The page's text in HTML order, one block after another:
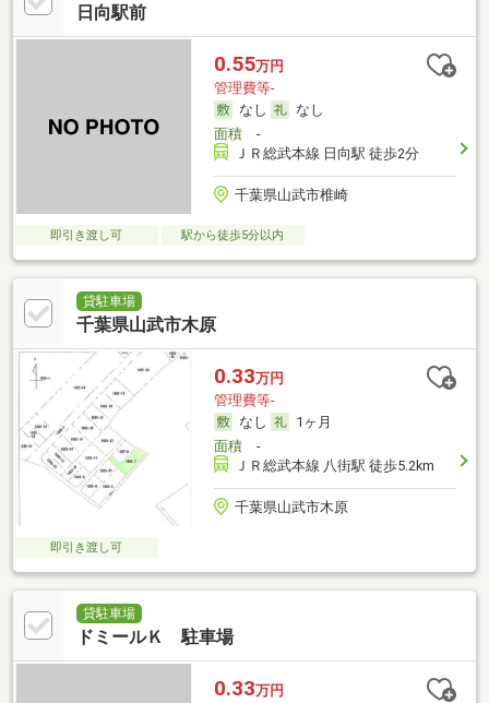
日向駅前
0.55万円
管理費等-
なし
なし
面積-
ＪＲ総武本線 日向駅 徒歩2分
千葉県山武市椎崎
即引き渡し可 駅から徒歩5分以内
貸駐車場
千葉県山武市木原
0.33万円
管理費等-
なし
1ヶ月
面積-
ＪＲ総武本線 八街駅 徒歩5.2km
千葉県山武市木原
即引き渡し可
貸駐車場
ドミールＫ 駐車場
0.33万円